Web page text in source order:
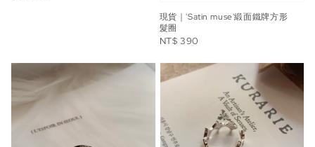
現貨｜'Satin muse'緞面鐵牌方形
髮圈
Regular
NT$ 390